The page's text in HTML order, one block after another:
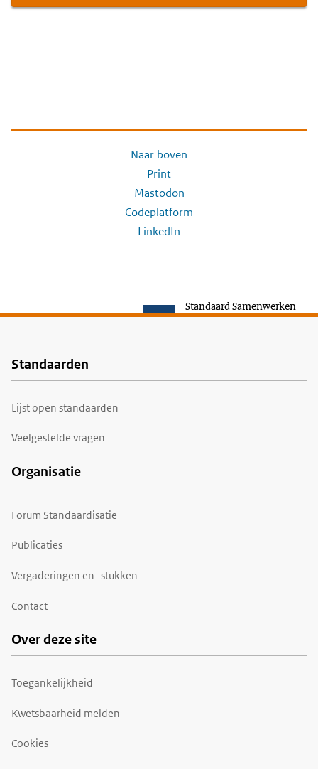
Naar boven
Print
Mastodon
Codeplatform
LinkedIn
Standaard Samenwerken
Voet
Standaarden
Lijst open standaarden
Veelgestelde vragen
Organisatie
Forum Standaardisatie
Publicaties
Vergaderingen en -stukken
Contact
Over deze site
Toegankelijkheid
Kwetsbaarheid melden
Cookies